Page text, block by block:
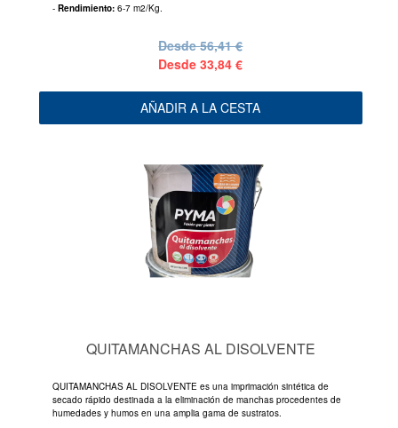
- Rendimiento: 6-7 m2/Kg.
Desde56,41 €
Desde33,84 €
AÑADIR A LA CESTA
QUITAMANCHAS AL DISOLVENTE
QUITAMANCHAS AL DISOLVENTE es una imprimación sintética de
secado rápido destinada a la eliminación de manchas procedentes de
humedades y humos en una amplia gama de sustratos.